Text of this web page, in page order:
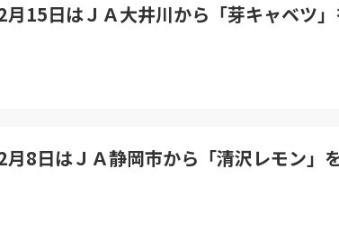
15日はＪＡ大井川から「芽キャベツ」
8日はＪＡ静岡市から「清沢レモン」